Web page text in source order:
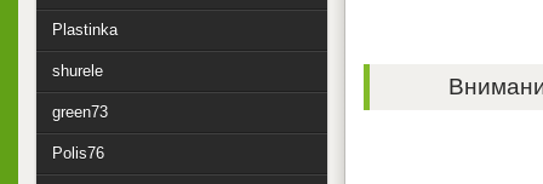
Plastinka
shurele
green73
Polis76